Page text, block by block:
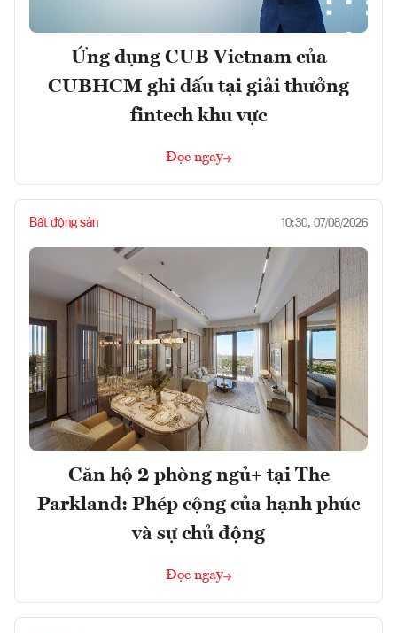
Ứng dụng CUB Vietnam của
CUBHCM ghi dấu tại giải thưởng
fintech khu vực
Đọc ngay
Bất động sản 10:30, 07/08/2026
Căn hộ 2 phòng ngủ+ tại The
Parkland: Phép cộng của hạnh phúc
và sự chủ động
Đọc ngay